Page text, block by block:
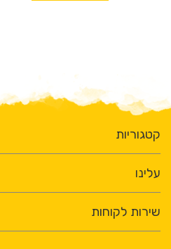
קטגוריות
עלינו
שירות לקוחות